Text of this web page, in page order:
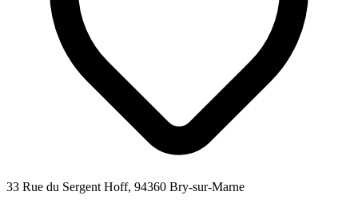
33 Rue du Sergent Hoff, 94360 Bry-sur-Marne